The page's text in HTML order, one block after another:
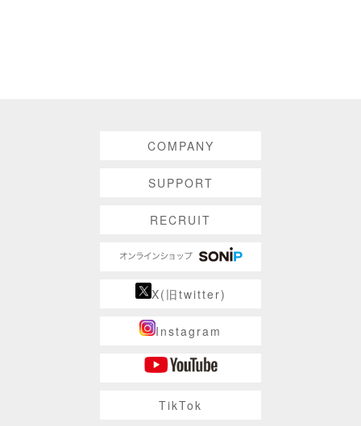
COMPANY
SUPPORT
RECRUIT
X(旧twitter)
Instagram
TikTok